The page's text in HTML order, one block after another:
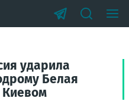
ударила
Белая
Киевом